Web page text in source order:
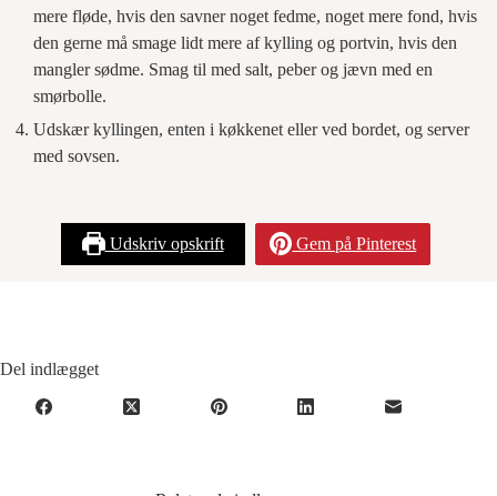
mere fløde, hvis den savner noget fedme, noget mere fond, hvis
den gerne må smage lidt mere af kylling og portvin, hvis den
mangler sødme. Smag til med salt, peber og jævn med en
smørbolle.
Udskær kyllingen, enten i køkkenet eller ved bordet, og server
med sovsen.
Udskriv opskrift Gem på Pinterest
Del indlægget